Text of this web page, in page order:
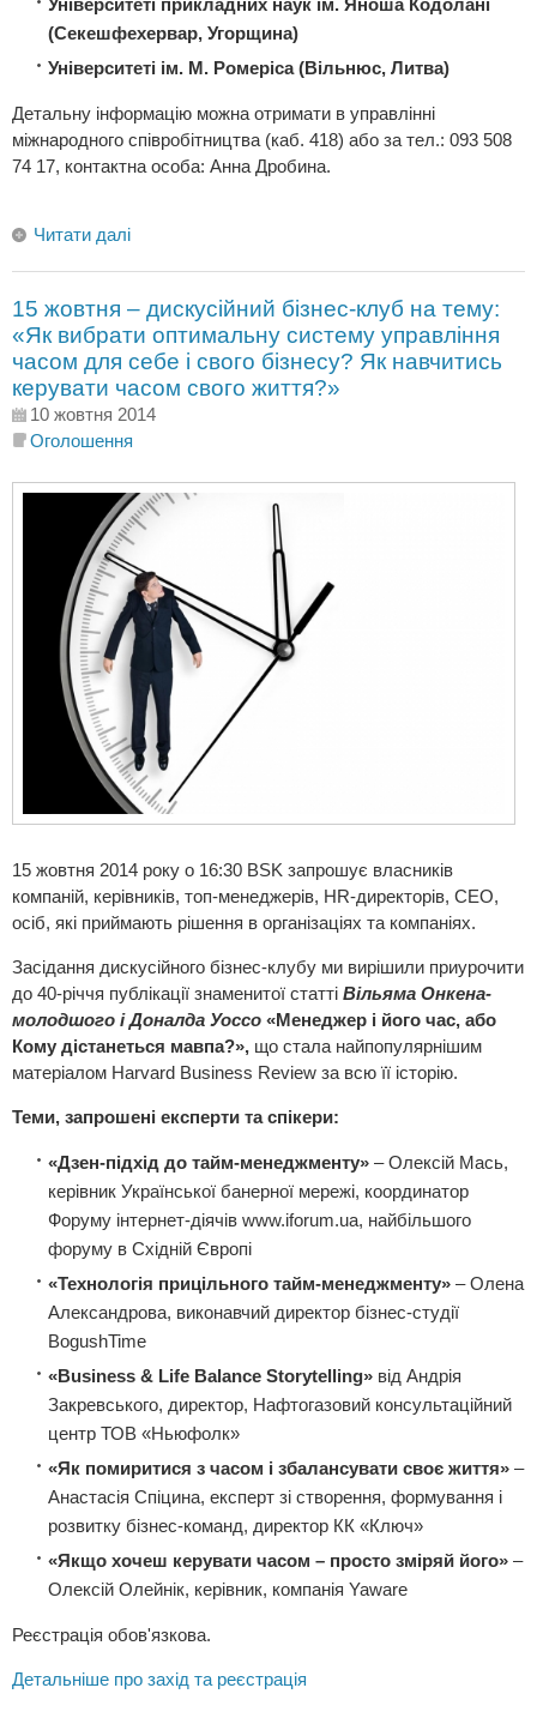
Університеті прикладних наук ім. Яноша Кодолані
(Секешфехервар, Угорщина)
Університеті ім. М. Ромеріса (Вільнюс, Литва)
Детальну інформацію можна отримати в управлінні
міжнародного співробітництва (каб. 418) або за тел.: 093 508
74 17, контактна особа: Анна Дробина.
Читати далі
15 жовтня – дискусійний бізнес-клуб на тему:
«Як вибрати оптимальну систему управління
часом для себе і свого бізнесу? Як навчитись
керувати часом свого життя?»
10 жовтня 2014
Оголошення
15 жовтня 2014 року о 16:30 BSK запрошує власників
компаній, керівників, топ-менеджерів, HR-директорів, СЕО,
осіб, які приймають рішення в організаціях та компаніях.
Засідання дискусійного бізнес-клубу ми вирішили приурочити
до 40-річчя публікації знаменитої статті Вільяма Онкена-
молодшого і Доналда Уоссо «Менеджер і його час, або
Кому дістанеться мавпа?», що стала найпопулярнішим
матеріалом Harvard Business Review за всю її історію.
Теми, запрошені експерти та спікери:
«Дзен-підхід до тайм-менеджменту» – Олексій Мась,
керівник Української банерної мережі, координатор
Форуму інтернет-діячів www.iforum.ua, найбільшого
форуму в Східній Європі
«Технологія прицільного тайм-менеджменту» – Олена
Александрова, виконавчий директор бізнес-студії
BogushTime
«Business & Life Balance Storytelling» від Андрія
Закревського, директор, Нафтогазовий консультаційний
центр ТОВ «Ньюфолк»
«Як помиритися з часом і збалансувати своє життя» –
Анастасія Спіцина, експерт зі створення, формування і
розвитку бізнес-команд, директор КК «Ключ»
«Якщо хочеш керувати часом – просто зміряй його» –
Олексій Олейнік, керівник, компанія Yaware
Реєстрація обов'язкова.
Детальніше про захід та реєстрація